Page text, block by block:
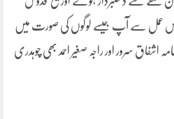
عمل سے آپ جیسے لوگوں کی صورت میں
اشفاق سرور اور راجہ صغیر احمد بھی چوہدری